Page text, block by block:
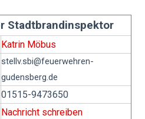
Stadtbrandinspektor
Katrin Möbus
stellv.sbi@feuerwehren-
gudensberg.de
01515-9473650
Nachricht schreiben